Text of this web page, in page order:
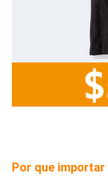
Por que importar